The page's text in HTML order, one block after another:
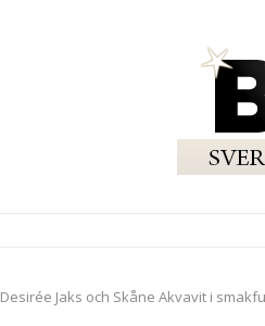
Desirée Jaks och Skåne Akvavit i